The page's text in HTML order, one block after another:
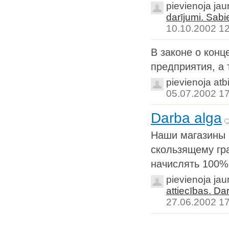
pievienoja
darījumi.
10.10.2002
В законе о
предприятия, а
pievienoja
05.07.2002
Darba alga
Наши магазины
скользящему
начислять
pievienoja
attiecības.
27.06.2002